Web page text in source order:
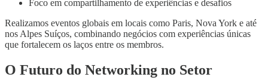
Foco em compartilhamento de experiências e desafios
Realizamos eventos globais em locais como Paris, Nova York e até
nos Alpes Suíços, combinando negócios com experiências únicas
que fortalecem os laços entre os membros.
O Futuro do Networking no Setor